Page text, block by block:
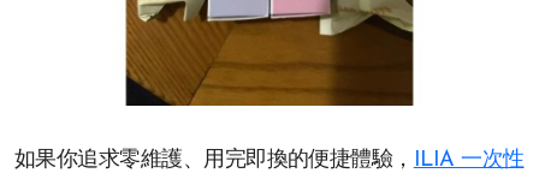
如果你追求零維護、用完即換的便捷體驗， ILIA 一次性